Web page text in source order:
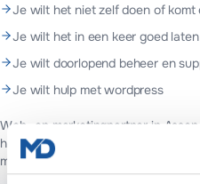
Je wilt het niet zelf doen of komt
Je wilt het in een keer goed
Je wilt doorlopend beheer en
Je wilt hulp met wordpress
Web- en marketingpartner in
heel Nederland.
Websites vanaf
managed hosting en basis SEO.